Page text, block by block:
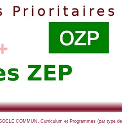
COMMUN, Curriculum et Programmes (par type